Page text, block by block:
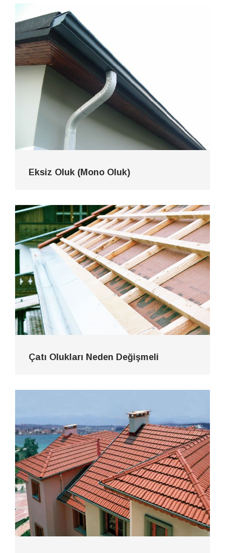
Eksiz Oluk (Mono Oluk)
Çatı Olukları Neden Değişmeli